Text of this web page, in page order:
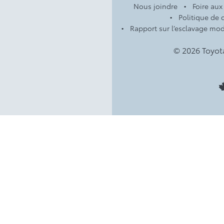
Nous joindre
Foire
Politique de
Rapport sur l’esclavage
© 2026